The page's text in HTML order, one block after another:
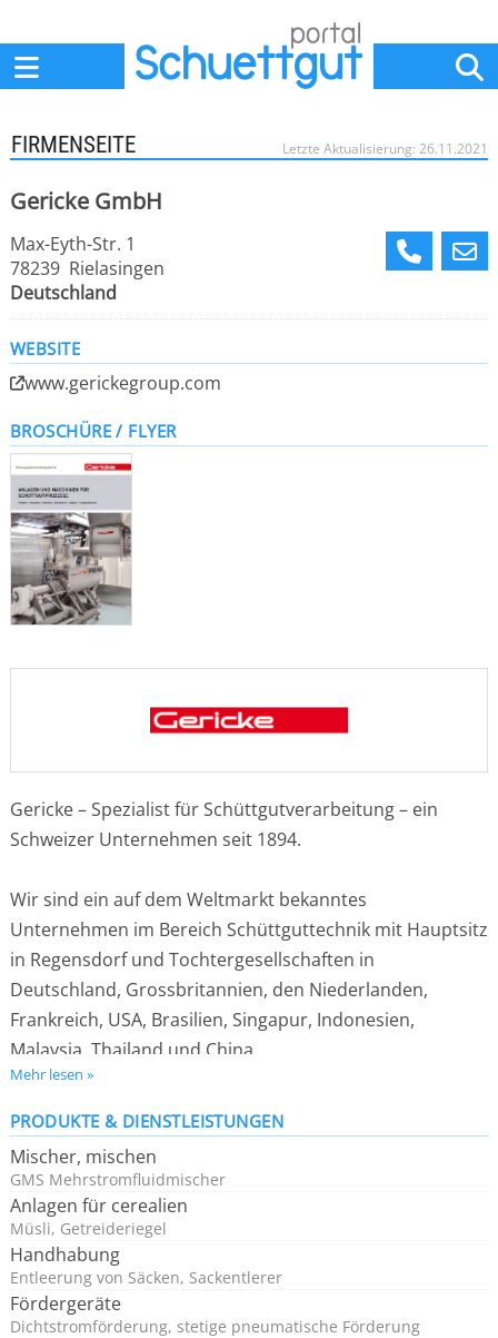
Letzte Aktualisierung: 26.11.2021
FIRMENSEITE
Gericke GmbH
Max-Eyth-Str. 1
78239 Rielasingen
Deutschland
WEBSITE
www.gerickegroup.com
BROSCHÜRE / FLYER
Gericke – Spezialist für Schüttgutverarbeitung – ein
Schweizer Unternehmen seit 1894.
Wir sind ein auf dem Weltmarkt bekanntes
Unternehmen im Bereich Schüttguttechnik mit Hauptsitz
in Regensdorf und Tochtergesellschaften in
Deutschland, Grossbritannien, den Niederlanden,
Frankreich, USA, Brasilien, Singapur, Indonesien,
Malaysia, Thailand und China.
Wir stellen Maschinen und Anlagen für
verfahrenstechnische Prozesse her, insbesondere
pneumatische Fördersysteme, Dosier- und
Mischanlagen. Zu unseren Kunden gehören
renommierte Unternehmen aus den Bereichen
Nahrungsmittelindustrie, Chemie, Baustoffchemie und
Pharma.
Mehr lesen »
PRODUKTE & DIENSTLEISTUNGEN
Mischer, mischen
GMS Mehrstromfluidmischer
Anlagen für cerealien
Müsli, Getreideriegel
Handhabung
Entleerung von Säcken, Sackentlerer
Fördergeräte
Dichtstromförderung, stetige pneumatische Förderung